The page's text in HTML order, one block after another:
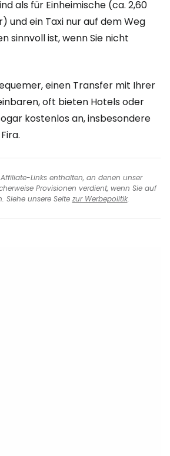
als für Einheimische (ca. 2,60
und ein Taxi nur auf dem Weg
sinnvoll ist, wenn Sie nicht
einen Transfer mit Ihrer
oft bieten Hotels oder
kostenlos an, insbesondere
Links enthalten, an denen unser
Provisionen verdient, wenn Sie auf
Siehe unsere Seite zur Werbepolitik.